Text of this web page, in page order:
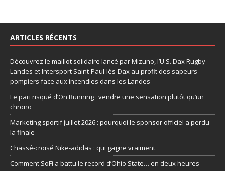
ARTICLES RÉCENTS
Découvrez le maillot solidaire lancé par Mizuno, l’U.S. Dax Rugby
Landes et Intersport Saint-Paul-lès-Dax au profit des sapeurs-
pompiers face aux incendies dans les Landes
Le pari risqué d’On Running : vendre une sensation plutôt qu’un
chrono
Marketing sportif juillet 2026 : pourquoi le sponsor officiel a perdu
la finale
Chassé-croisé Nike-adidas : qui gagne vraiment
Comment SoFi a battu le record d’Ohio State… en deux heures